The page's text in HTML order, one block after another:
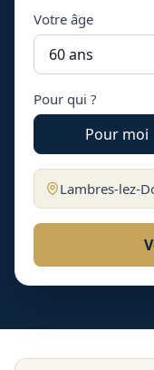
Votre âge
Pour qui ?
Pour moi
Lambres-lez-